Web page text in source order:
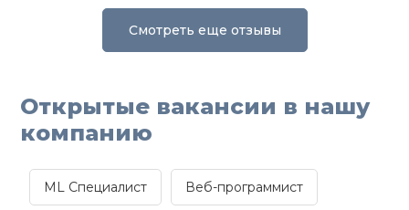
Смотреть еще отзывы
Открытые вакансии в нашу
компанию
ML Специалист Веб-программист